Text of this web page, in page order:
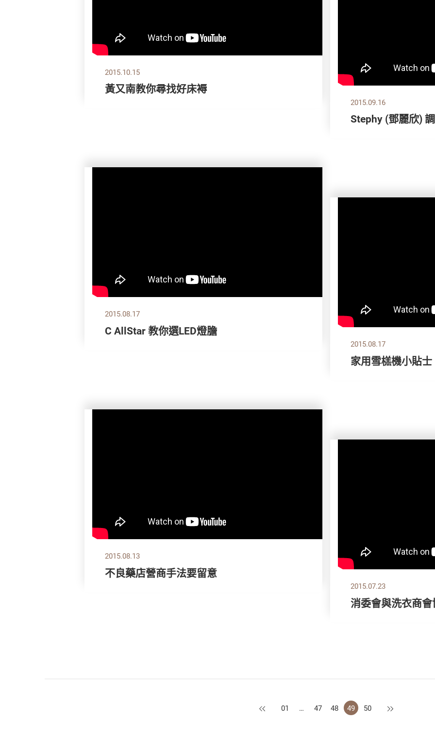
2015.10.15
黃又南教你尋找好床褥
2015.09.16
Stephy (鄧麗欣)
2015.08.17
C AllStar 教你選LED燈膽
2015.08.17
家用雪榚機小貼士
2015.08.13
不良藥店營商手法要留意
2015.07.23
消委會與洗衣商
上一頁
01 … 47 48 49 50 下一頁